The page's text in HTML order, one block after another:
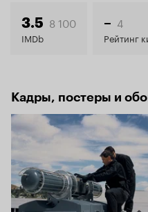
3.5 8 100
IMDb
– 4
Рейтинг
Кадры, постеры и